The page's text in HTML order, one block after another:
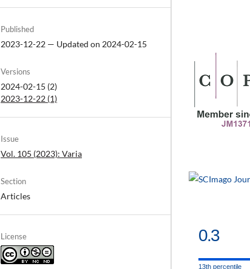
Published
2023-12-22 — Updated on 2024-02-15
Versions
2024-02-15 (2)
2023-12-22 (1)
Issue
Vol. 105 (2023): Varia
Section
Articles
License 0.3
13th percentile